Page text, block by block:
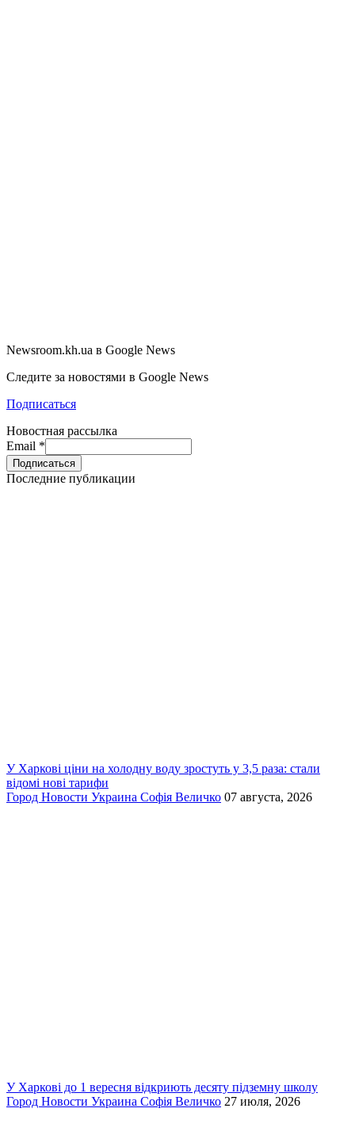
Newsroom.kh.ua в Google News
Следите за новостями в Google News
Подписаться
Новостная рассылка
Email *
Последние публикации
У Харкові ціни на холодну воду зростуть у 3,5 раза: стали
відомі нові тарифи
Город Новости Украина Софія Величко 07 августа, 2026
У Харкові до 1 вересня відкриють десяту підземну школу
Город Новости Украина Софія Величко 27 июля, 2026